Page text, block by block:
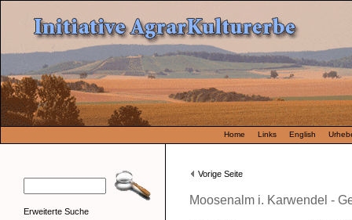
Home Links English
Erweiterte Suche
Vorige Seite
Moosenalm i. Karwendel -